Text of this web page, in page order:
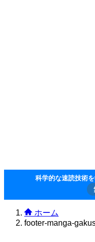
科学的な速読技術
ホーム
footer-manga-